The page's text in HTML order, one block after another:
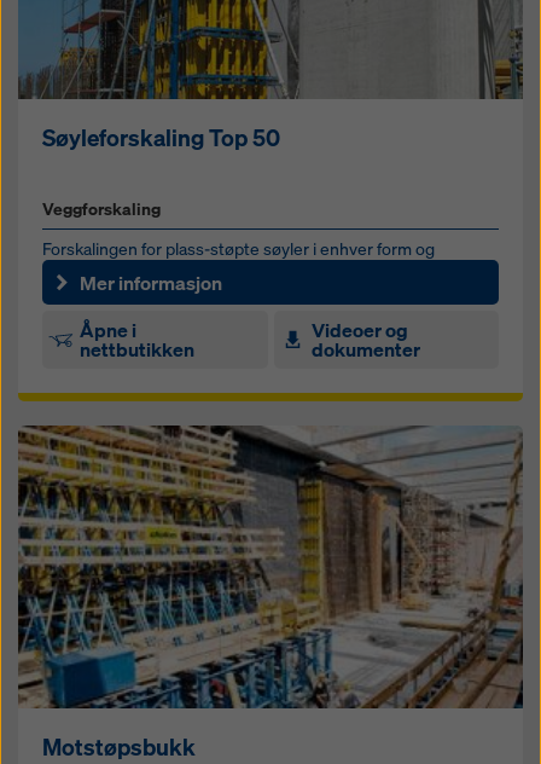
Søyleforskaling Top 50
Veggforskaling
Forskalingen for plass-støpte søyler i enhver form og
størrelseMer informasjon
Åpne i
nettbutikken
Videoer og
dokumenter
Motstøpsbukk